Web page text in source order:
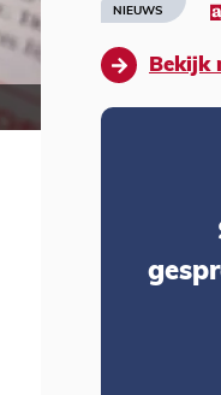
NIEUWS
Bekijk